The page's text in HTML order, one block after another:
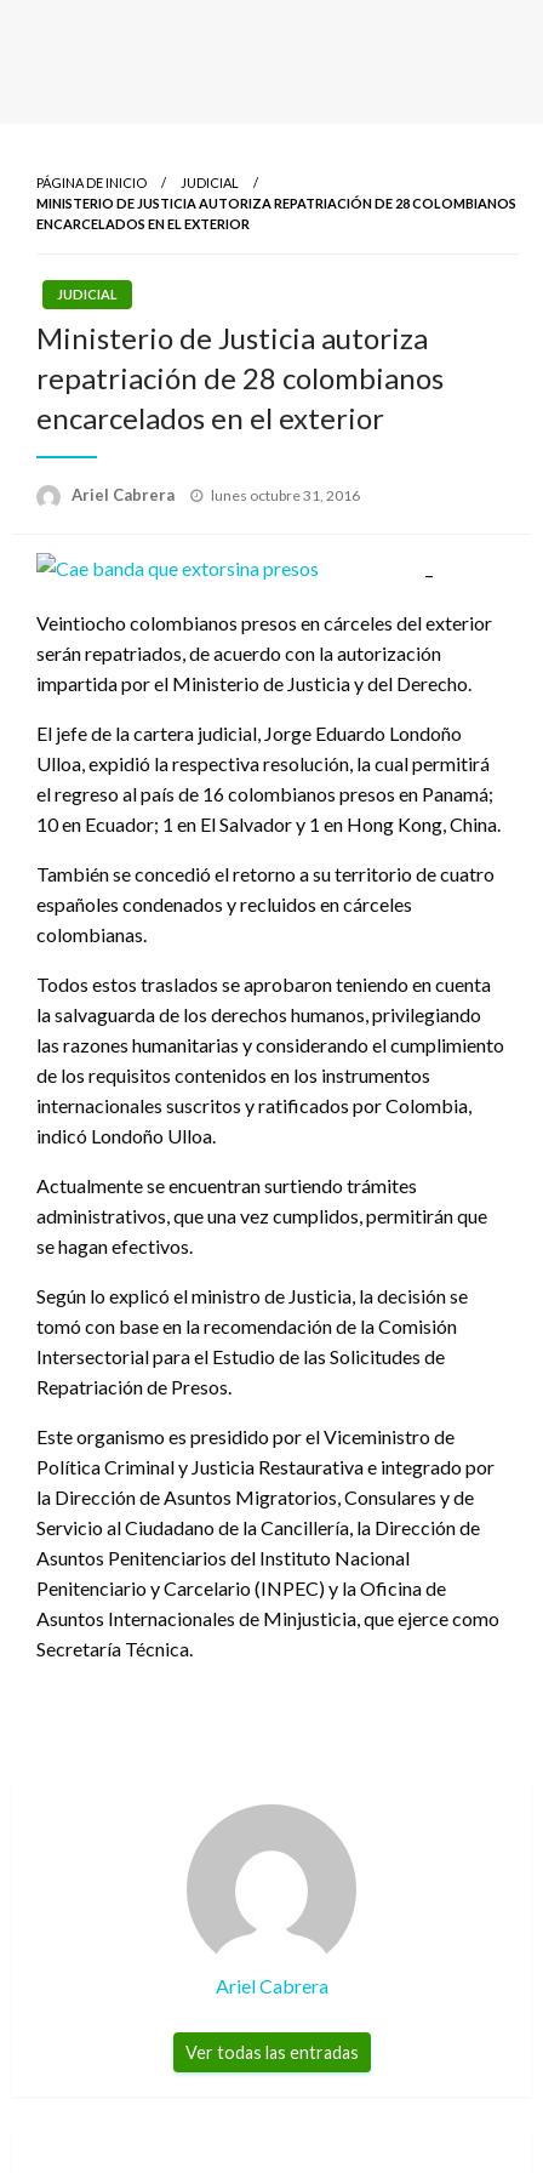
PÁGINA DE INICIO
JUDICIAL
MINISTERIO DE JUSTICIA AUTORIZA REPATRIACIÓN DE 28 COLOMBIANOS
ENCARCELADOS EN EL EXTERIOR
JUDICIAL
Ministerio de Justicia autoriza
repatriación de 28 colombianos
encarcelados en el exterior
Ariel Cabrera
Publicado
lunes octubre 31, 2016
–
Veintiocho colombianos presos en cárceles del exterior
serán repatriados, de acuerdo con la autorización
impartida por el Ministerio de Justicia y del Derecho.
El jefe de la cartera judicial, Jorge Eduardo Londoño
Ulloa, expidió la respectiva resolución, la cual permitirá
el regreso al país de 16 colombianos presos en Panamá;
10 en Ecuador; 1 en El Salvador y 1 en Hong Kong, China.
También se concedió el retorno a su territorio de cuatro
españoles condenados y recluidos en cárceles
colombianas.
Todos estos traslados se aprobaron teniendo en cuenta
la salvaguarda de los derechos humanos, privilegiando
las razones humanitarias y considerando el cumplimiento
de los requisitos contenidos en los instrumentos
internacionales suscritos y ratificados por Colombia,
indicó Londoño Ulloa.
Actualmente se encuentran surtiendo trámites
administrativos, que una vez cumplidos, permitirán que
se hagan efectivos.
Según lo explicó el ministro de Justicia, la decisión se
tomó con base en la recomendación de la Comisión
Intersectorial para el Estudio de las Solicitudes de
Repatriación de Presos.
Este organismo es presidido por el Viceministro de
Política Criminal y Justicia Restaurativa e integrado por
la Dirección de Asuntos Migratorios, Consulares y de
Servicio al Ciudadano de la Cancillería, la Dirección de
Asuntos Penitenciarios del Instituto Nacional
Penitenciario y Carcelario (INPEC) y la Oficina de
Asuntos Internacionales de Minjusticia, que ejerce como
Secretaría Técnica.
Ariel Cabrera
Ver todas las entradas